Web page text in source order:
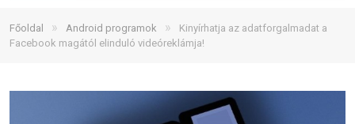
Főoldal » Android programok »
Kinyírhatja az adatforgalmadat a
Facebook magától elinduló videóreklámja!